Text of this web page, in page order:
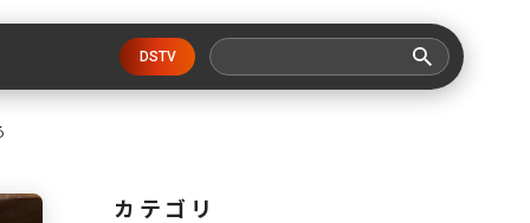
DSTV
カテゴリ